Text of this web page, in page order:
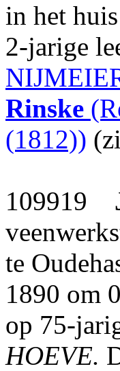
in het
2-jarige
Rinske
(1812))
109919
te
1890 om
op 75-
HOEVE.